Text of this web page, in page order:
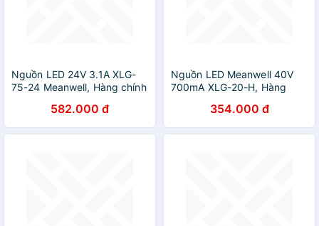
Nguồn LED 24V 3.1A XLG-
75-24 Meanwell, Hàng chính
582.000 đ
Nguồn LED Meanwell 40V
700mA XLG-20-H, Hàng
354.000 đ